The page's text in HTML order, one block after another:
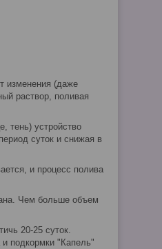
изменения (даже
раствор, поливая
тень) устройство
суток и снижая в
и процесс полива
Чем больше объем
20-25 суток.
и подкормки "Капель"